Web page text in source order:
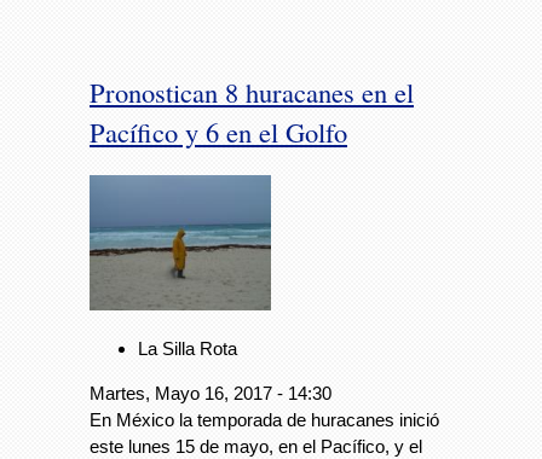
Pronostican 8 huracanes en el
Pacífico y 6 en el Golfo
La Silla Rota
Martes, Mayo 16, 2017 - 14:30
En México la temporada de huracanes inició
este lunes 15 de mayo, en el Pacífico, y el